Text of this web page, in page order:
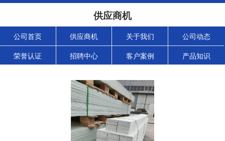
供应商机
公司首页 供应商机 关于我们 公司动态
荣誉认证 招聘中心 客户案例 产品知识